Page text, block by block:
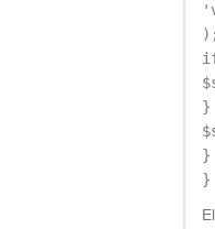
);
}
}
}